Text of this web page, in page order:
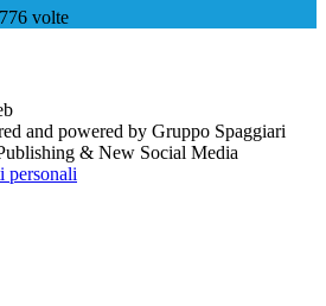
776 volte
and powered by Gruppo Spaggiari
& New Social Media
personali